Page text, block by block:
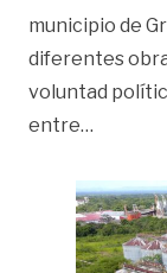
municipio de
diferentes
voluntad
entre…